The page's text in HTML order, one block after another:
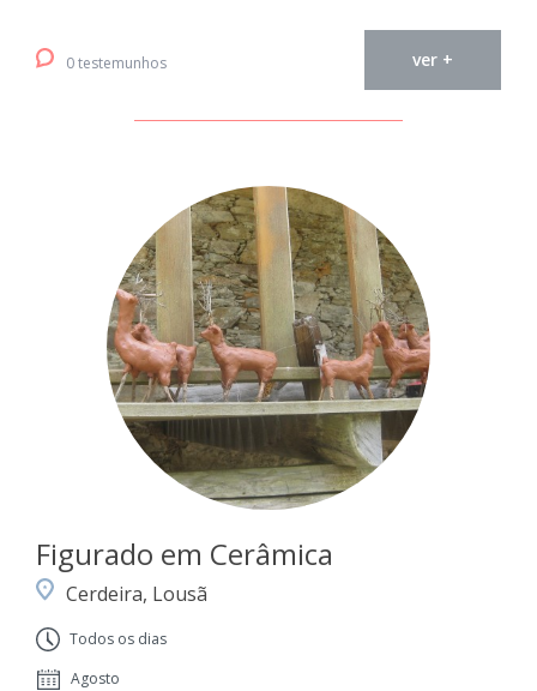
0 testemunhos ver +
Figurado em Cerâmica
Cerdeira, Lousã
Todos os dias
Agosto